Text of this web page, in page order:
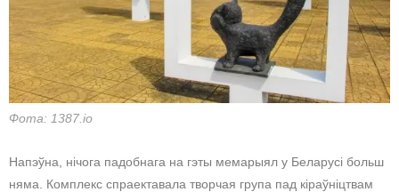
Фота: 1387.io
Напэўна, нічога падобнага на гэты мемарыял у Беларусі больш
няма. Комплекс спраектавала творчая група пад кіраўніцтвам